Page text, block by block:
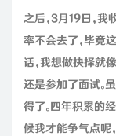
之后，3月19日，
率不会去了，毕
话，我想做抉择就
还是参加了面试。
得了。四年积累的
候我才能争气点呢